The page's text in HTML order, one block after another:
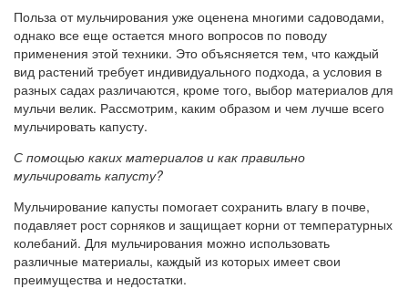
Польза от мульчирования уже оценена многими садоводами,
однако все еще остается много вопросов по поводу
применения этой техники. Это объясняется тем, что каждый
вид растений требует индивидуального подхода, а условия в
разных садах различаются, кроме того, выбор материалов для
мульчи велик. Рассмотрим, каким образом и чем лучше всего
мульчировать капусту.
С помощью каких материалов и как правильно
мульчировать капусту?
Мульчирование капусты помогает сохранить влагу в почве,
подавляет рост сорняков и защищает корни от температурных
колебаний. Для мульчирования можно использовать
различные материалы, каждый из которых имеет свои
преимущества и недостатки.